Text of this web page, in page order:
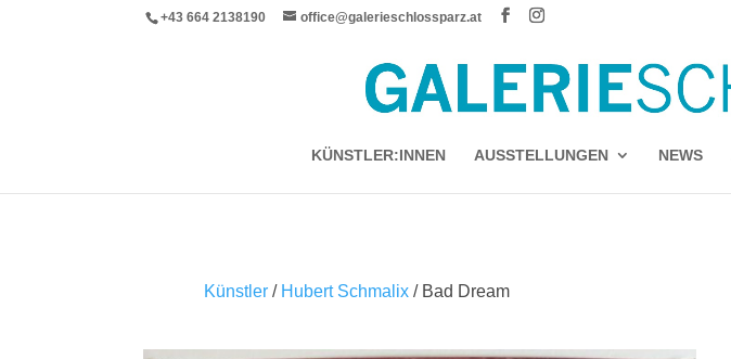
+43 664 2138190 office@galerieschlossparz.at
KÜNSTLER:INNEN AUSSTELLUNGEN NEWS
Künstler / Hubert Schmalix / Bad Dream